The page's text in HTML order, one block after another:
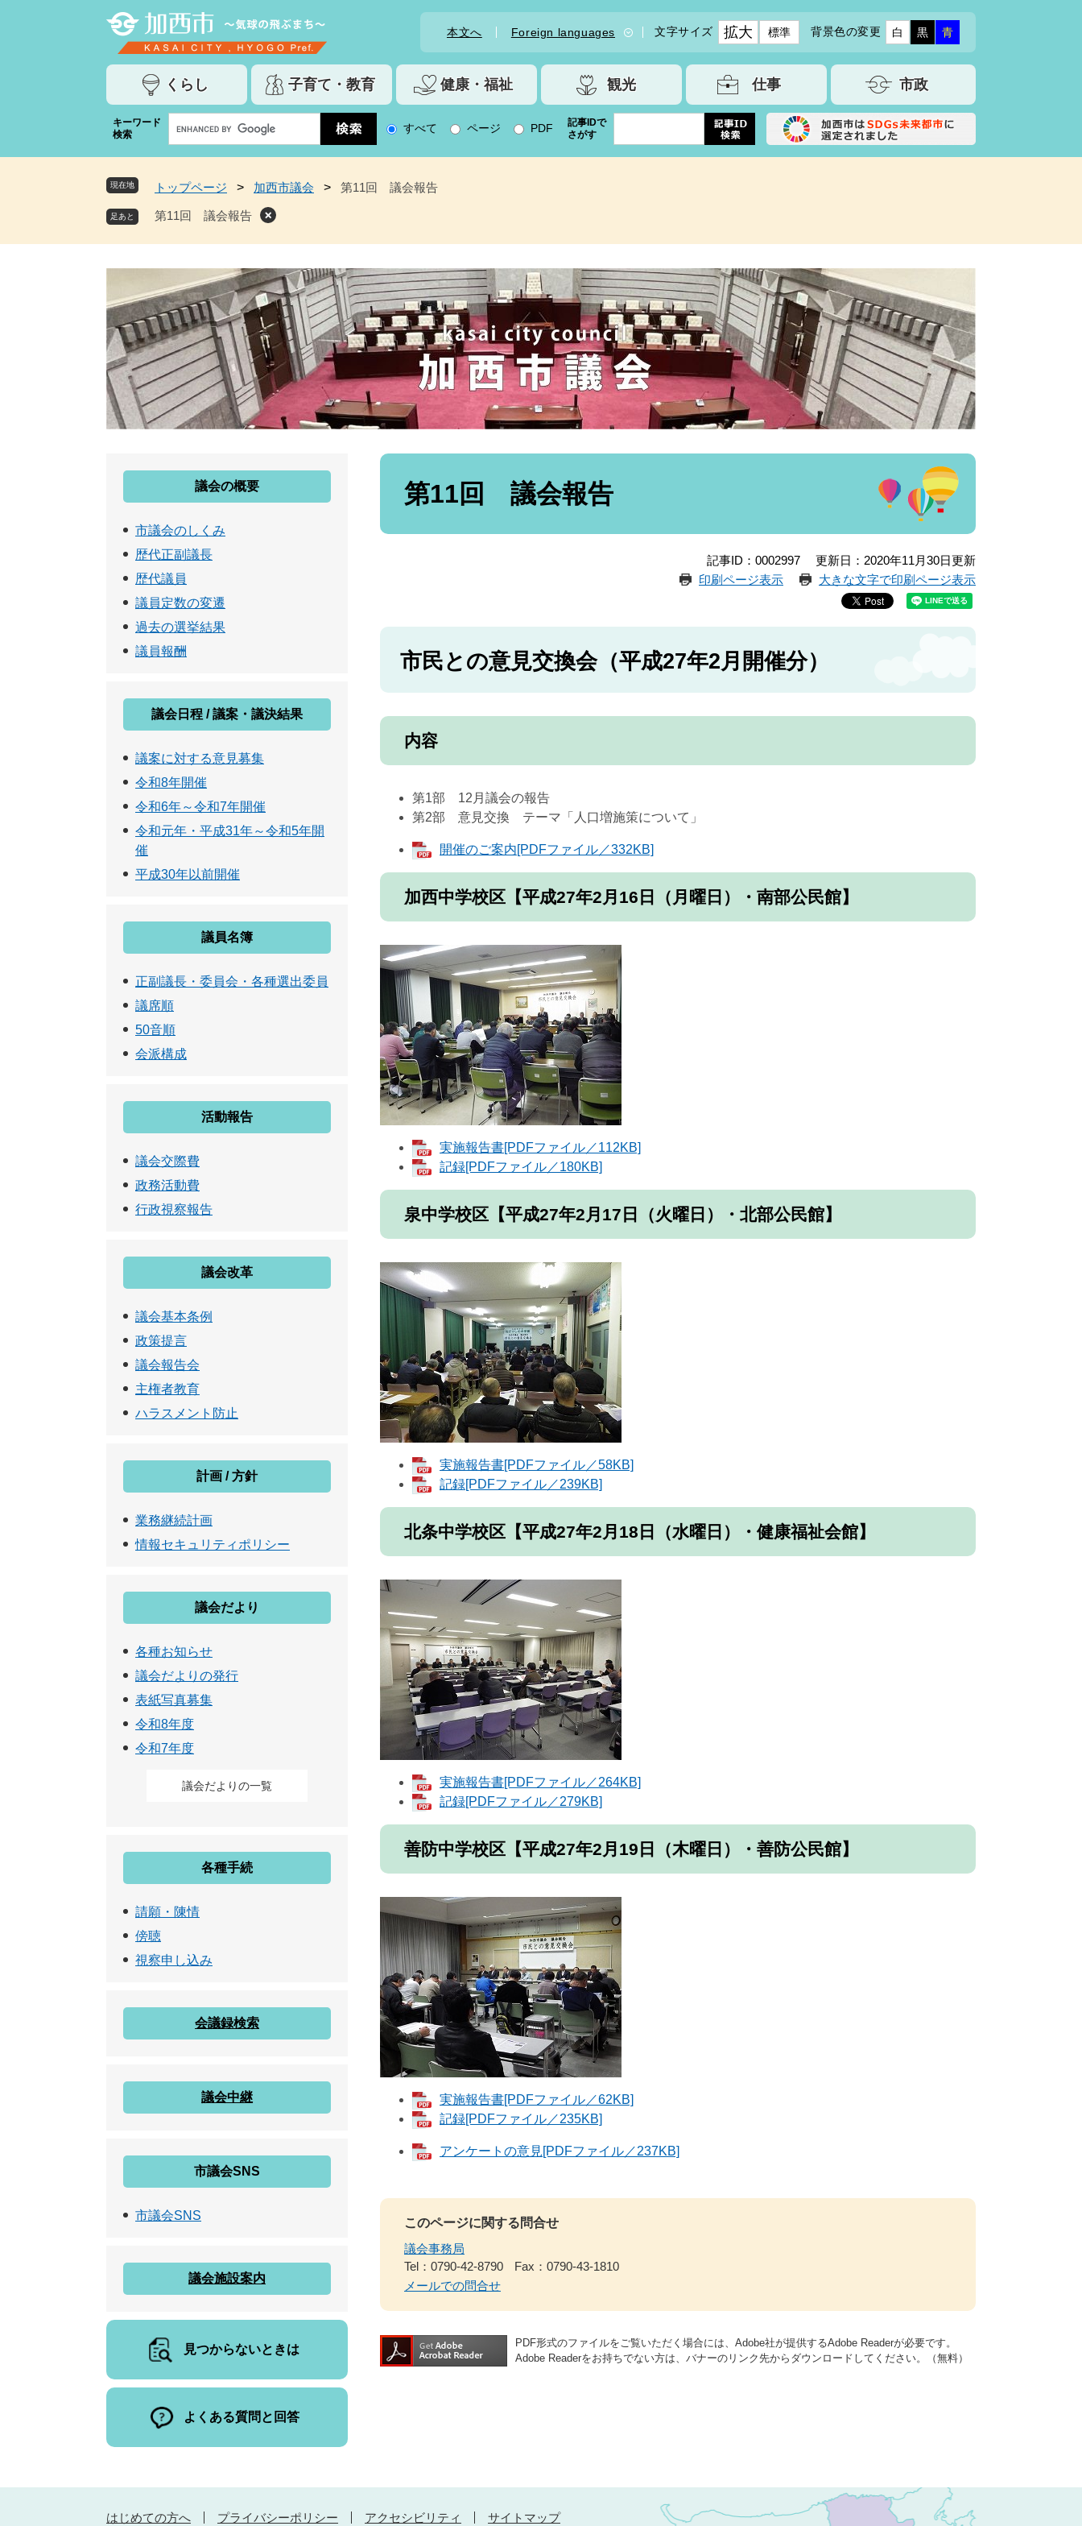
本文へ Foreign languages 文字サイズ 拡大 標準 背景色の変更 白 黒 青
くらし 子育て・教育 健康・福祉 観光 仕事 市政
キーワード
検索
o
l
カ
検
索
すべて ページ PDF
記事IDで
さがす
現在地 トップページ > 加西市議会 > 第11回 議会報告
第11回 議会報告
本
第11回 議会報告
記事ID：0002997
更新日：2020年11月30日更新
印刷ページ表示
大きな文字で印刷ページ表示
市民との意見交換会（平成27年2月開催分）
内容
第1部 12月議会の報告
第2部 意見交換 テーマ「人口増施策について」
開催のご案内[PDFファイル／332KB]
加西中学校区【平成27年2月16日（月曜日）・南部公民館】
実施報告書[PDFファイル／112KB]
記録[PDFファイル／180KB]
泉中学校区【平成27年2月17日（火曜日）・北部公民館】
実施報告書[PDFファイル／58KB]
記録[PDFファイル／239KB]
北条中学校区【平成27年2月18日（水曜日）・健康福祉会館】
実施報告書[PDFファイル／264KB]
記録[PDFファイル／279KB]
善防中学校区【平成27年2月19日（木曜日）・善防公民館】
実施報告書[PDFファイル／62KB]
記録[PDFファイル／235KB]
アンケートの意見[PDFファイル／237KB]
このページに関する問合せ
議会事務局
Tel：0790-42-8790
Fax：0790-43-1810
メールでの問合せ
PDF形式のファイルをご覧いただく場合には、Adobe社が提供するAdobe Readerが必要です。
Adobe Readerをお持ちでない方は、バナーのリンク先からダウンロードしてください。（無料）
議会の概要
市議会のしくみ
歴代正副議長
歴代議員
議員定数の変遷
過去の選挙結果
議員報酬
議会日程 / 議案・議決結果
議案に対する意見募集
令和8年開催
令和6年～令和7年開催
令和元年・平成31年～令和5年開
催
平成30年以前開催
議員名簿
正副議長・委員会・各種選出委員
議席順
50音順
会派構成
活動報告
議会交際費
政務活動費
行政視察報告
議会改革
議会基本条例
政策提言
議会報告会
主権者教育
ハラスメント防止
計画 / 方針
業務継続計画
情報セキュリティポリシー
議会だより
各種お知らせ
議会だよりの発行
表紙写真募集
令和8年度
令和7年度
議会だよりの一覧
各種手続
請願・陳情
傍聴
視察申し込み
会議録検索
議会中継
市議会SNS
市議会SNS
議会施設案内
見つからないときは
よくある質問と回答
はじめての方へ プライバシーポリシー アクセシビリティ サイトマップ